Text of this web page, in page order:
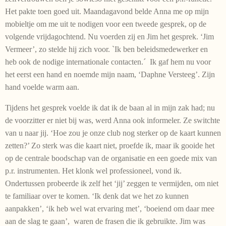
Het pakte toen goed uit. Maandagavond belde Anna me op mijn
mobieltje om me uit te nodigen voor een tweede gesprek, op de
volgende vrijdagochtend. Nu voerden zij en Jim het gesprek. ‘Jim
Vermeer’, zo stelde hij zich voor. `Ik ben beleidsmedewerker en
heb ook de nodige internationale contacten.´ Ik gaf hem nu voor
het eerst een hand en noemde mijn naam, ‘Daphne Versteeg’. Zijn
hand voelde warm aan.
Tijdens het gesprek voelde ik dat ik de baan al in mijn zak had; nu
de voorzitter er niet bij was, werd Anna ook informeler. Ze switchte
van u naar jij. ‘Hoe zou je onze club nog sterker op de kaart kunnen
zetten?’ Zo sterk was die kaart niet, proefde ik, maar ik gooide het
op de centrale boodschap van de organisatie en een goede mix van
p.r. instrumenten. Het klonk wel professioneel, vond ik.
Ondertussen probeerde ik zelf het ‘jij’ zeggen te vermijden, om niet
te familiaar over te komen. ‘Ik denk dat we het zo kunnen
aanpakken’, ‘ik heb wel wat ervaring met’, ‘boeiend om daar mee
aan de slag te gaan’, waren de frasen die ik gebruikte. Jim was